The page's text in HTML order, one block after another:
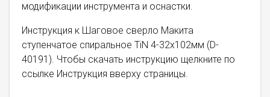
модификации инструмента и оснастки.
Инструкция к Шаговое сверло Макита
ступенчатое спиральное TiN 4-32х102мм (D-
40191). Чтобы скачать инструкцию щелкните по
ссылке Инструкция вверху страницы.